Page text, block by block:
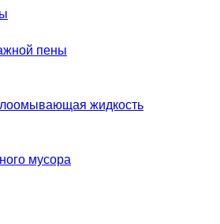
пены
жидкость
мусора